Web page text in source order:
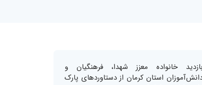
بازدید خانواده معزز شهدا، فرهنگیان و
استان کرمان از دستاوردهای پارک